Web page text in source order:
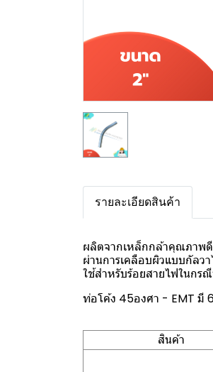
รายละเอียดสินค้า
ผลิตจากเหล็กกล้าคุณภาพดี
ผ่านการเคลือบผิวแบบกัลว
ใช้สำหรับร้อยสายไฟในกร
ท่อโค้ง 45องศา - EMT มี
สินค้า